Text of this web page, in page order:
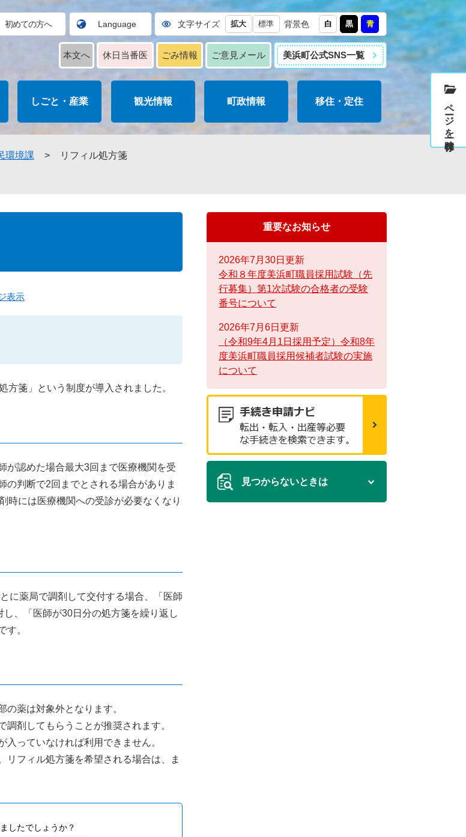
初めての方へ Language 文字サイズ 拡大 標準 背景色 白 黒 青
本文へ 休日当番医 ごみ情報 ご意見メール 美浜町公式SNS一覧
しごと・産業 観光情報 町政情報 移住・定住
環境課 > リフィル処方箋
表示
箋」という制度が導入されました。
認めた場合最大3回まで医療機関を受
の判断で2回までとされる場合がありま
時には医療機関への受診が必要なくなり
に薬局で調剤して交付する場合、「医師
、「医師が30日分の処方箋を繰り返し
す。
の薬は対象外となります。
調剤してもらうことが推奨されます。
入っていなければ利用できません。
リフィル処方箋を希望される場合は、ま
したでしょうか？
重要なお知らせ
2026年7月30日更新
令和８年度美浜町職員採用試験（先
行募集）第1次試験の合格者の受験
番号について
2026年7月6日更新
（令和9年4月1日採用予定）令和8年
度美浜町職員採用候補者試験の実施
について
見つからないときは
ページを一時保存